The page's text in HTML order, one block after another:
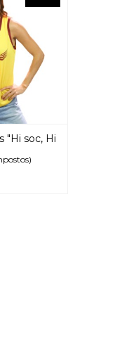
"Hi soc, Hi